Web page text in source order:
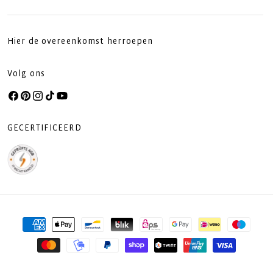
Hier de overeenkomst herroepen
Volg ons
Facebook
Pinterest
Instagram
TikTokYouTube
GECERTIFICEERD
Betaalmethoden